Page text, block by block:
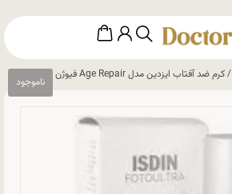
/ کرم ضد آفتاب ایزدین مدل Age Repair فیوژن واتر